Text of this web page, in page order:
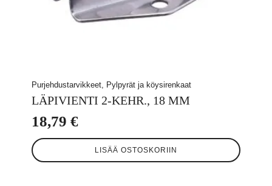
Purjehdustarvikkeet, Pylpyrät ja köysirenkaat
LÄPIVIENTI 2-KEHR., 18 MM
18,79 €
LISÄÄ OSTOSKORIIN